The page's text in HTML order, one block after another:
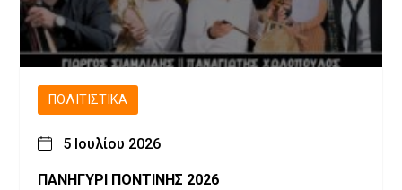
ΠΟΛΙΤΙΣΤΙΚΆ
5 Ιουλίου 2026
ΠΑΝΗΓΥΡΙ ΠΟΝΤΙΝΗΣ 2026